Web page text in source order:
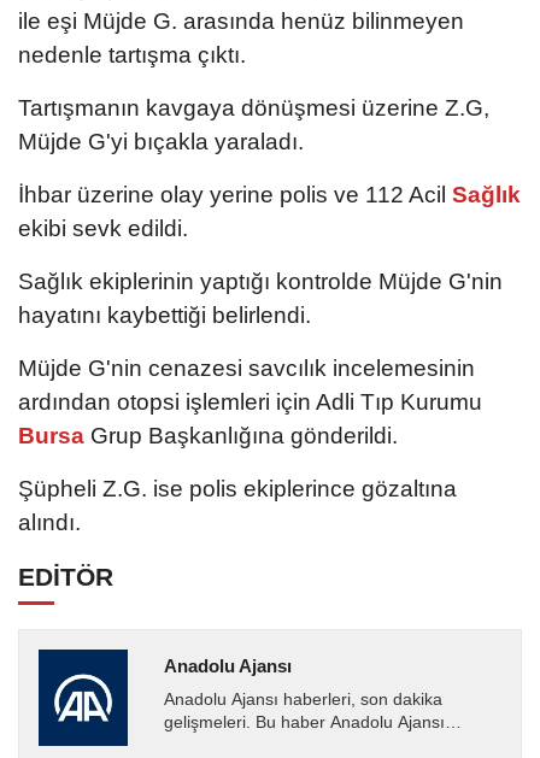
ile eşi Müjde G. arasında henüz bilinmeyen
nedenle tartışma çıktı.
Tartışmanın kavgaya dönüşmesi üzerine Z.G,
Müjde G'yi bıçakla yaraladı.
İhbar üzerine olay yerine polis ve 112 Acil Sağlık
ekibi sevk edildi.
Sağlık ekiplerinin yaptığı kontrolde Müjde G'nin
hayatını kaybettiği belirlendi.
Müjde G'nin cenazesi savcılık incelemesinin
ardından otopsi işlemleri için Adli Tıp Kurumu
Bursa Grup Başkanlığına gönderildi.
Şüpheli Z.G. ise polis ekiplerince gözaltına
alındı.
EDİTÖR
Anadolu Ajansı
Anadolu Ajansı haberleri, son dakika
gelişmeleri. Bu haber Anadolu Ajansı